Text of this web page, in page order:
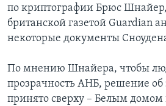
по криптографии Брюс
британской газетой Guardian
некоторые документы
По мнению Шнайера, чтобы
прозрачность АНБ, решение
принято сверху – Белым домом